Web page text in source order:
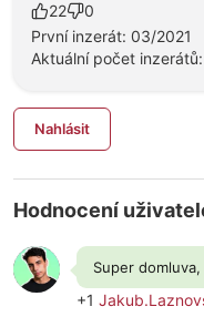
22
0
První inzerát: 03/2021
Aktuální počet
Nahlásit
Hodnocení
Super
+1